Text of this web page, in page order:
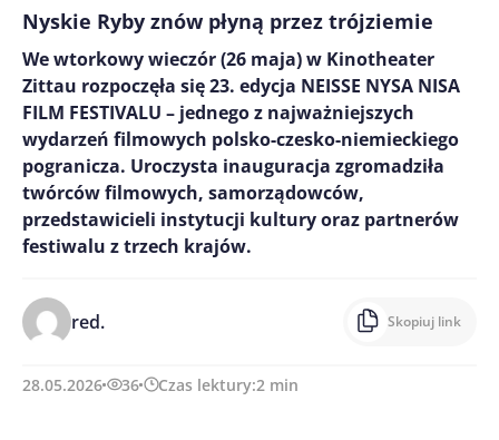
Nyskie Ryby znów płyną przez trójziemie
We wtorkowy wieczór (26 maja) w Kinotheater
Zittau rozpoczęła się 23. edycja NEISSE NYSA NISA
FILM FESTIVALU – jednego z najważniejszych
wydarzeń filmowych polsko-czesko-niemieckiego
pogranicza. Uroczysta inauguracja zgromadziła
twórców filmowych, samorządowców,
przedstawicieli instytucji kultury oraz partnerów
festiwalu z trzech krajów.
red. Skopiuj link
28.05.2026 36 Czas lektury:2 min